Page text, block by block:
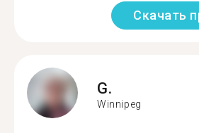
Скачать
G.
Winnipeg